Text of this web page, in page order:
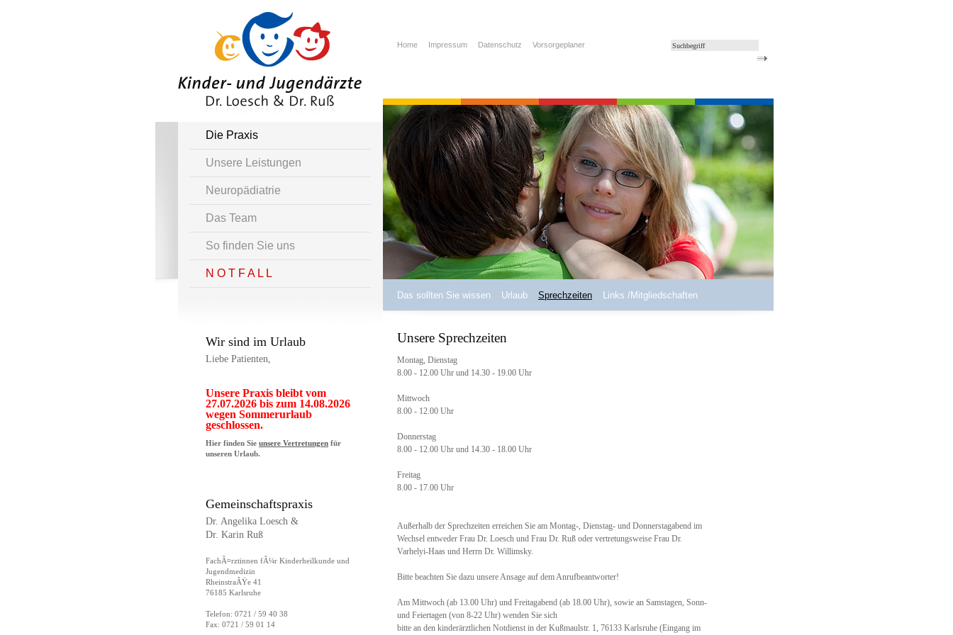
Die Praxis
Unsere Leistungen
Neuropädiatrie
Das Team
So finden Sie uns
N O T F A L L
Wir sind im Urlaub
Liebe Patienten,
Unsere Praxis bleibt vom
27.07.2026 bis zum 14.08.2026
wegen Sommerurlaub
geschlossen.
Hier finden Sie unsere Vertretungen für
unseren Urlaub.
Gemeinschaftspraxis
Dr. Angelika Loesch &
Dr. Karin Ruß
FachÃ¤rztinnen fÃ¼r Kinderheilkunde und
Jugendmedizin
RheinstraÃŸe 41
76185 Karlsruhe
Telefon: 0721 / 59 40 38
Fax: 0721 / 59 01 14
Home Impressum Datenschutz Vorsorgeplaner
Das sollten Sie wissen Urlaub Sprechzeiten Links /Mitgliedschaften
Unsere Sprechzeiten
Montag, Dienstag
8.00 - 12.00 Uhr und 14.30 - 19.00 Uhr
Mittwoch
8.00 - 12.00 Uhr
Donnerstag
8.00 - 12.00 Uhr und 14.30 - 18.00 Uhr
Freitag
8.00 - 17.00 Uhr
Außerhalb der Sprechzeiten erreichen Sie am Montag-, Dienstag- und Donnerstagabend im
Wechsel entweder Frau Dr. Loesch und Frau Dr. Ruß oder vertretungsweise Frau Dr.
Varhelyi-Haas und Herrn Dr. Willimsky.
Bitte beachten Sie dazu unsere Ansage auf dem Anrufbeantworter!
Am Mittwoch (ab 13.00 Uhr) und Freitagabend (ab 18.00 Uhr), sowie an Samstagen, Sonn-
und Feiertagen (von 8-22 Uhr) wenden Sie sich
bitte an den kinderärztlichen Notdienst in der Kußmaulstr. 1, 76133 Karlsruhe (Eingang im